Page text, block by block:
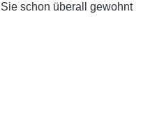
schon überall gewohnt